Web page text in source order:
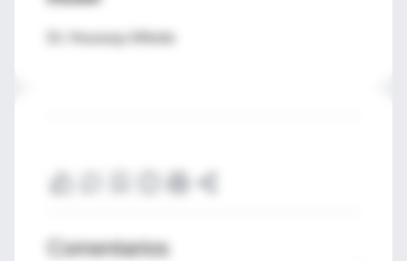
Comentarios